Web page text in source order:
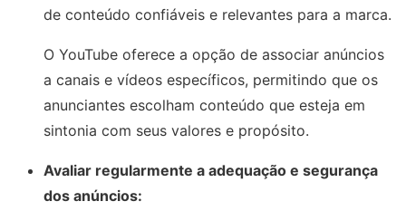
de conteúdo confiáveis e relevantes para a marca.
O YouTube oferece a opção de associar anúncios
a canais e vídeos específicos, permitindo que os
anunciantes escolham conteúdo que esteja em
sintonia com seus valores e propósito.
Avaliar regularmente a adequação e segurança
dos anúncios: